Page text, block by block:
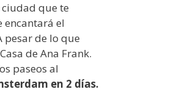
que te
encantará el
pesar de lo que
de Ana Frank.
paseos al
en 2 días.